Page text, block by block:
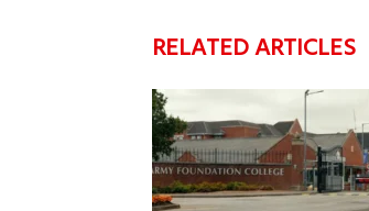
RELATED ARTICLES